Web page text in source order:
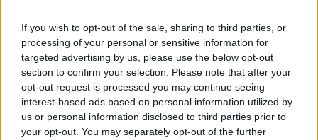
If you wish to opt-out of the sale, sharing to third parties, or
processing of your personal or sensitive information for
targeted advertising by us, please use the below opt-out
section to confirm your selection. Please note that after your
opt-out request is processed you may continue seeing
interest-based ads based on personal information utilized by
us or personal information disclosed to third parties prior to
your opt-out. You may separately opt-out of the further